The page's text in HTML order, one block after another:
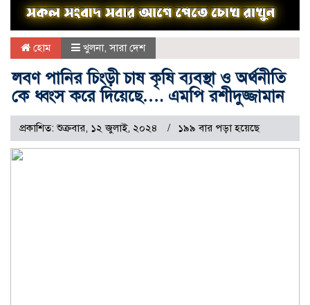
হোম খুলনা,সারা দেশ
লবণ পানির চিংড়ী চাষ কৃষি ব্যবস্থা ও অর্থনীতি
কে ধ্বংস করে দিয়েছে…. এমপি রশীদুজ্জামান
প্রকাশিত: শুক্রবার, ১২ জুলাই, ২০২৪ ১৯৯ বার পড়া হয়েছে